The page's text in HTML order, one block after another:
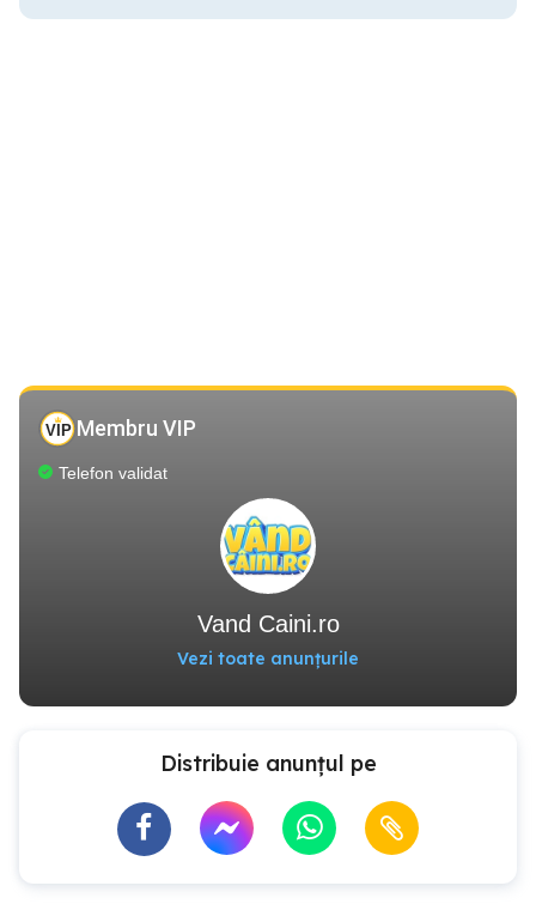
Membru VIP
Telefon validat
Vand Caini.ro
Vezi toate anunțurile
Distribuie anunțul pe